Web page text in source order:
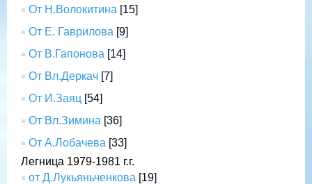
От Н.Волокитина [15]
От Е. Гаврилова [9]
От В.Гапонова [14]
От Вл.Деркач [7]
От И.Заяц [54]
От Вл.Зимина [36]
От А.Лобачева [33]
Легница 1979-1981 г.г.
от Д.Лукьяньченкова [19]